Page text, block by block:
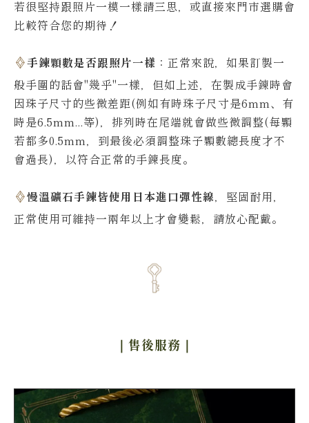
若很堅持跟照片一模一樣請三思，或直接來門市選購會
比較符合您的期待！
手鍊顆數是否跟照片一樣 ：正常來說，如果訂製一
般手圍的話會"幾乎"一樣，但如上述，在製成手鍊時會
因珠子尺寸的些微差距(例如有時珠子尺寸是6mm、有
時是6.5mm...等)，排列時在尾端就會做些微調整(每顆
若都多0.5mm，到最後必須調整珠子顆數總長度才不
會過長)，以符合正常的手鍊長度。
慢溫礦石手鍊皆使用日本進口彈性線，堅固耐用，
正常使用可維持一兩年以上才會變鬆，請放心配戴。
｜售後服務 ｜